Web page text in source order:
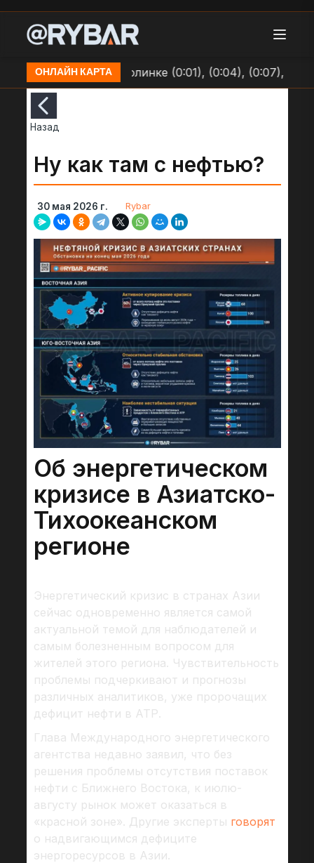
ОНЛАЙН КАРТА
ВСУ в Долинке (0:01), (0:04), (0:07), (0:09)
Назад
Ну как там с нефтью?
30 мая 2026 г. Rybar
Об энергетическом
кризисе в Азиатско-
Тихоокеанском
регионе
Энергетический кризис в странах Азии
сейчас одновременно является самой
актуальной темой для наблюдателей и
самым болезненным вопросом для
жителей этого региона. Чувствительность
проблемы подчеркивают и прогнозы
различных аналитиков, уже пророчащих
дефицит нефти в АТР.
Глава Международного энергетического
агентства недавно заявил, что без
решения проблемы отсутствия поставок
нефти с Ближнего Востока, к июлю-
августу рынок может оказаться в
«красной зоне». Другие эксперты говорят
о надвигающимся дефиците
энергоресурсов в Азии.